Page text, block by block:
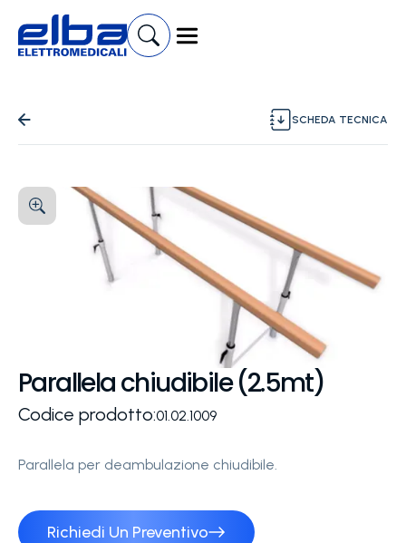
SCHEDA TECNICA
Parallela chiudibile (2.5mt)
Codice prodotto:01.02.1009
Parallela per deambulazione chiudibile.
Richiedi Un Preventivo